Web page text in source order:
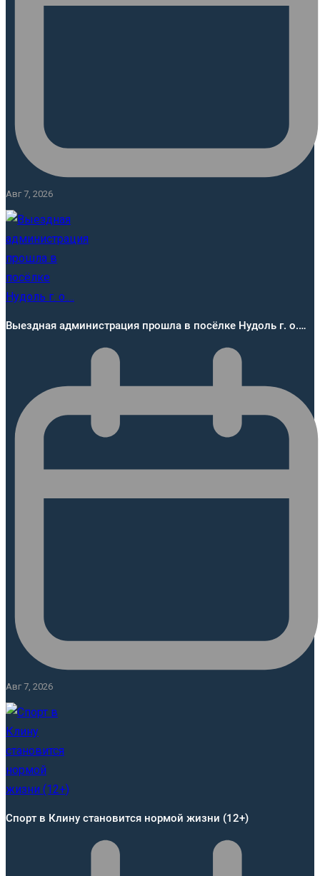
Авг 7, 2026
Выездная администрация прошла в посёлке Нудоль г. о.…
Авг 7, 2026
Спорт в Клину становится нормой жизни (12+)